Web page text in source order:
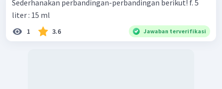
Sederhanakan perbandingan-perbandingan berikut! f. 5
liter : 15 ml
1 3.6 Jawaban terverifikasi